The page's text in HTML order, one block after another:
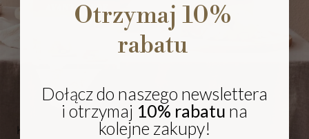
Kieliszki i pokale
Otrzymaj 10%
rabatu
Dołącz do naszego newslettera
i otrzymaj 10% rabatu na
kolejne zakupy!